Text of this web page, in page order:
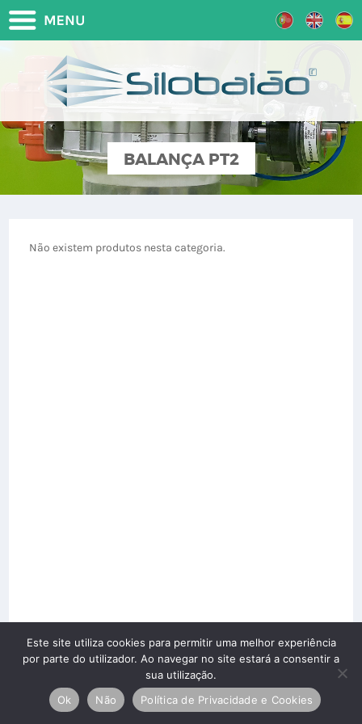
BALANÇA PT2
Não existem produtos nesta categoria.
Copyright © 2026 Silobaião Lda. Todos os direitos reservados.
Este site utiliza cookies para permitir uma melhor experiência
por parte do utilizador. Ao navegar no site estará a consentir a
sua utilização.
Ok
Não Política de Privacidade e Cookies